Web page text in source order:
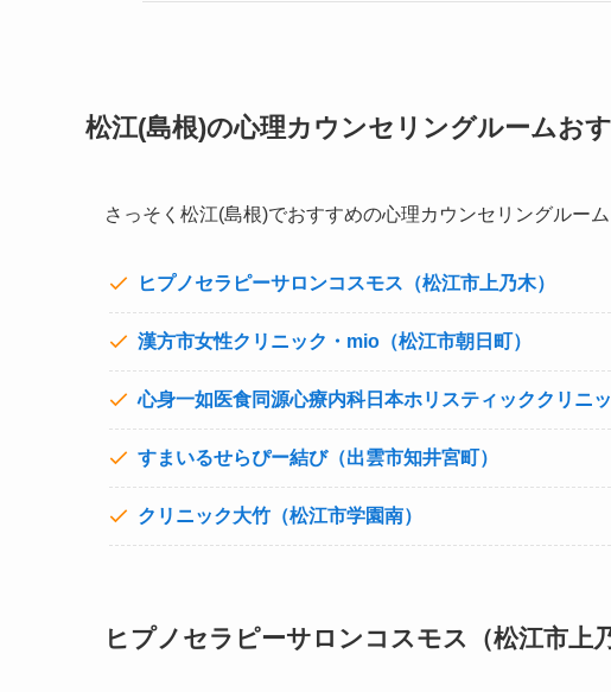
松江(島根)の心理カウンセリングルームお
さっそく松江(島根)でおすすめの心理カウンセリングルー
ヒプノセラピーサロンコスモス（松江市上乃木）
漢方市女性クリニック・mio（松江市朝日町）
心身一如医食同源心療内科日本ホリスティッククリニ
すまいるせらぴー結び（出雲市知井宮町）
クリニック大竹（松江市学園南）
ヒプノセラピーサロンコスモス（松江市上乃